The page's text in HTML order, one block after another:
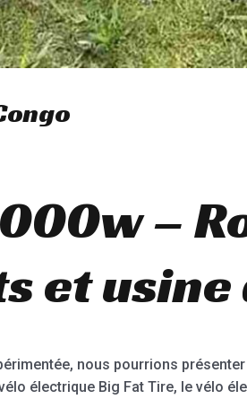
–
et usine
nous pourrions
électrique Big Fat Tire, le vélo